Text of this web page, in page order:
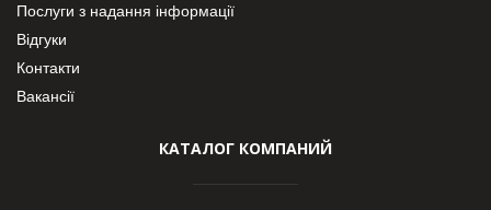
Послуги з надання інформації
Відгуки
Контакти
Вакансії
КАТАЛОГ КОМПАНИЙ